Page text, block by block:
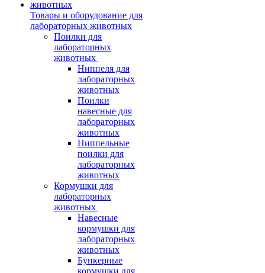
Товары и оборудование для
лабораторных животных
Поилки для
лабораторных
животных
Ниппеля для
лабораторных
животных
Поилки
навесные для
лабораторных
животных
Ниппельные
поилки для
лабораторных
животных
Кормушки для
лабораторных
животных
Навесные
кормушки для
лабораторных
животных
Бункерные
кормушки для